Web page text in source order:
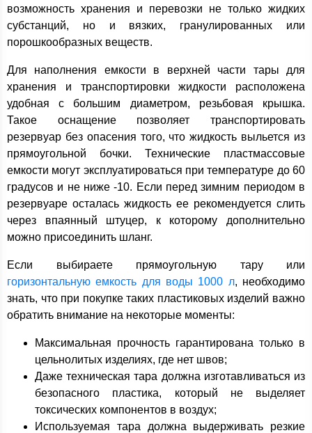
возможность хранения и перевозки не только жидких
субстанций, но и вязких, гранулированных или
порошкообразных веществ.
Для наполнения емкости в верхней части тары для
хранения и транспортировки жидкости расположена
удобная с большим диаметром, резьбовая крышка.
Такое оснащение позволяет транспортировать
резервуар без опасения того, что жидкость выльется из
прямоугольной бочки. Технические пластмассовые
емкости могут эксплуатироваться при температуре до 60
градусов и не ниже -10. Если перед зимним периодом в
резервуаре осталась жидкость ее рекомендуется слить
через впаянный штуцер, к которому дополнительно
можно присоединить шланг.
Если выбираете прямоугольную тару или
горизонтальную емкость для воды 1000 л, необходимо
знать, что при покупке таких пластиковых изделий важно
обратить внимание на некоторые моменты:
Максимальная прочность гарантирована только в
цельнолитых изделиях, где нет швов;
Даже техническая тара должна изготавливаться из
безопасного пластика, который не выделяет
токсических компонентов в воздух;
Используемая тара должна выдерживать резкие